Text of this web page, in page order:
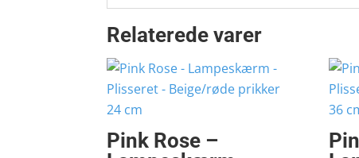
Relaterede varer
Pink Rose –